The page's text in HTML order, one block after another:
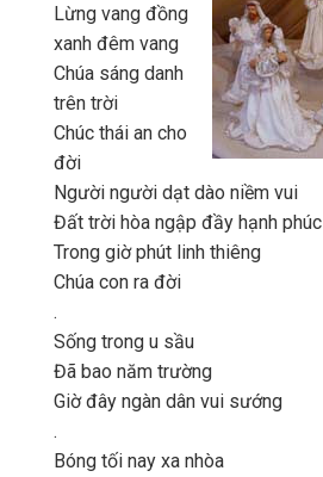
Lừng vang đồng
xanh đêm vang
Chúa sáng danh
trên trời
Chúc thái an cho
đời
Người người dạt dào niềm vui
Đất trời hòa ngập đầy hạnh phúc
Trong giờ phút linh thiêng
Chúa con ra đời
.
Sống trong u sầu
Đã bao năm trường
Giờ đây ngàn dân vui sướng
.
Bóng tối nay xa nhòa